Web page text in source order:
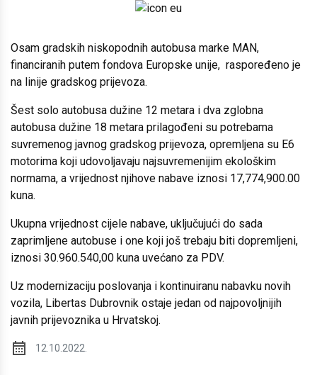
Osam gradskih niskopodnih autobusa marke MAN,
financiranih putem fondova Europske unije, raspoređeno je
na linije gradskog prijevoza.
Šest solo autobusa dužine 12 metara i dva zglobna
autobusa dužine 18 metara prilagođeni su potrebama
suvremenog javnog gradskog prijevoza, opremljena su E6
motorima koji udovoljavaju najsuvremenijim ekološkim
normama, a vrijednost njihove nabave iznosi 17,774,900.00
kuna.
Ukupna vrijednost cijele nabave, uključujući do sada
zaprimljene autobuse i one koji još trebaju biti dopremljeni,
iznosi 30.960.540,00 kuna uvećano za PDV.
Uz modernizaciju poslovanja i kontinuiranu nabavku novih
vozila, Libertas Dubrovnik ostaje jedan od najpovoljnijih
javnih prijevoznika u Hrvatskoj.
12.10.2022.